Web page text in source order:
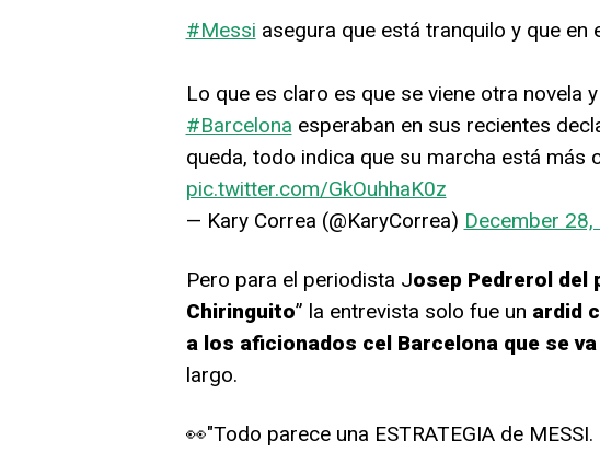
#Messi asegura que está tranquilo y que
Lo que es claro es que se viene otra novela
#Barcelona esperaban en sus recientes
queda, todo indica que su marcha está más
pic.twitter.com/GkOuhhaK0z
— Kary Correa (@KaryCorrea) December
Pero para el periodista Josep Pedrerol del
Chiringuito” la entrevista solo fue un ardid
a los aficionados cel Barcelona que se va
largo.
👀"Todo parece una ESTRATEGIA de